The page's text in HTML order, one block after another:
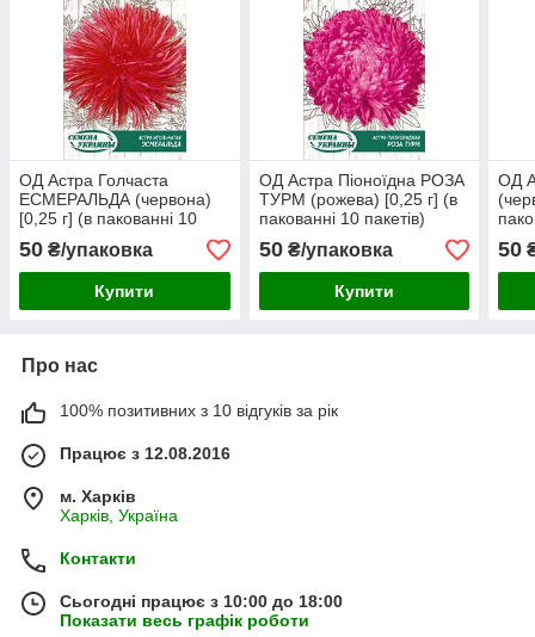
ОД Астра Голчаста
ЕСМЕРАЛЬДА (червона)
[0,25 г] (в пакованні 10
пакетів)
50 ₴/упаковка
Купити
ОД Астра Піоноїдна РОЗА
ТУРМ (рожева) [0,25 г] (в
пакованні 10 пакетів)
50₴/упаковка
Купити
ОД
50
Про нас
100% позитивних з 10 відгуків за рік
Працює з 12.08.2016
м. Харків
Харків, Україна
Контакти
Сьогодні працює з 10:00 до 18:00
Показати весь графік роботи